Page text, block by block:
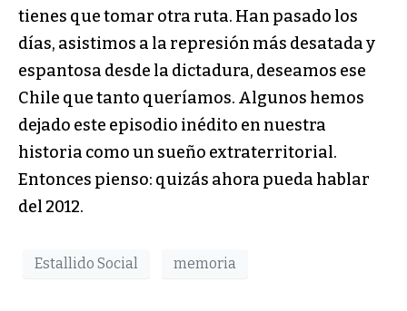
tienes que tomar otra ruta. Han pasado los
días, asistimos a la represión más desatada y
espantosa desde la dictadura, deseamos ese
Chile que tanto queríamos. Algunos hemos
dejado este episodio inédito en nuestra
historia como un sueño extraterritorial.
Entonces pienso: quizás ahora pueda hablar
del 2012.
Estallido Social memoria